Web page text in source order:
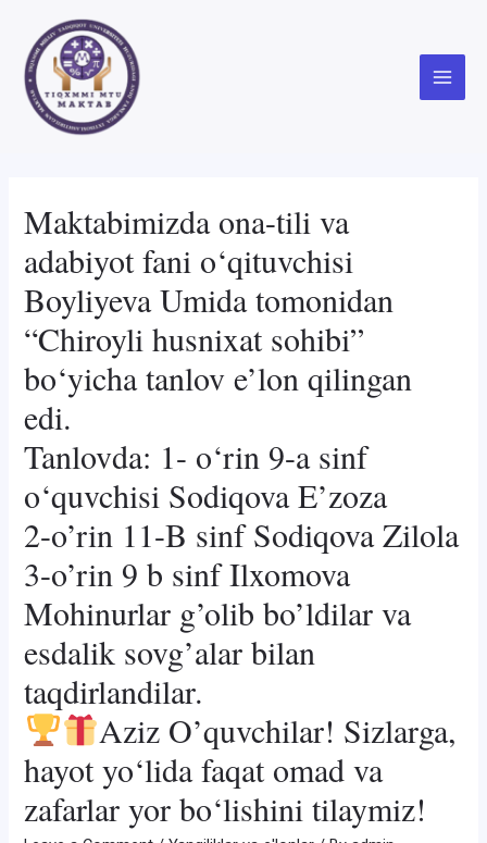
content
Main
Maktabimizda ona-tili va
adabiyot fani o‘qituvchisi
Boyliyeva Umida tomonidan
“Chiroyli husnixat sohibi”
bo‘yicha tanlov e’lon qilingan
edi.
Tanlovda: 1- o‘rin 9-a sinf
o‘quvchisi Sodiqova E’zoza
2-o’rin 11-B sinf Sodiqova Zilola
3-o’rin 9 b sinf Ilxomova
Mohinurlar g’olib bo’ldilar va
esdalik sovg’alar bilan
taqdirlandilar.
Aziz O’quvchilar! Sizlarga,
hayot yo‘lida faqat omad va
zafarlar yor bo‘lishini tilaymiz!